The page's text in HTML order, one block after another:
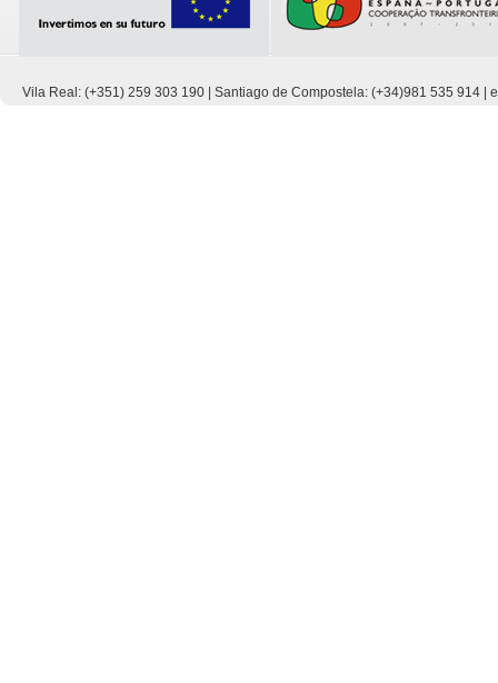
Vila Real: (+351) 259 303 190 | Santiago de Compostela: (+34)981 535 914 |